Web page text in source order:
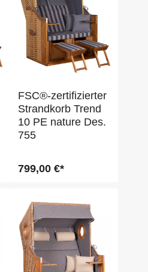
FSC®-zertifizierter
Strandkorb Trend
10 PE nature Des.
755
799,00 €*